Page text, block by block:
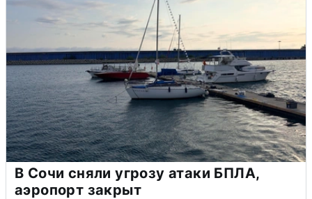
В Сочи сняли угрозу атаки БПЛА,
аэропорт закрыт